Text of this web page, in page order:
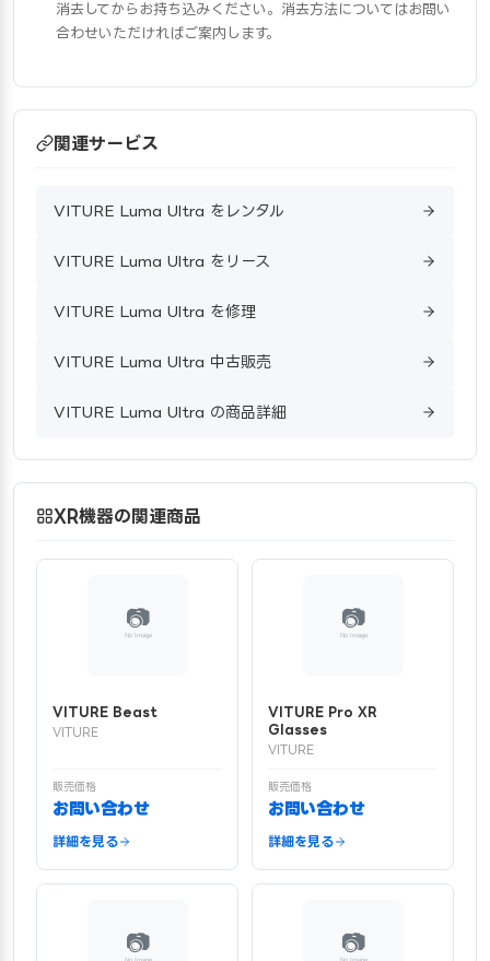
消去してからお持ち込みください。消去方法についてはお問い
合わせいただければご案内します。
関連サービス
VITURE Luma Ultra をレンタル
VITURE Luma Ultra をリース
VITURE Luma Ultra を修理
VITURE Luma Ultra 中古販売
VITURE Luma Ultra の商品詳細
XR機器の関連商品
VITURE Beast
VITURE
販売価格
お問い合わせ
詳細を見る
VITURE Pro XR
Glasses
VITURE
販売価格
お問い合わせ
詳細を見る